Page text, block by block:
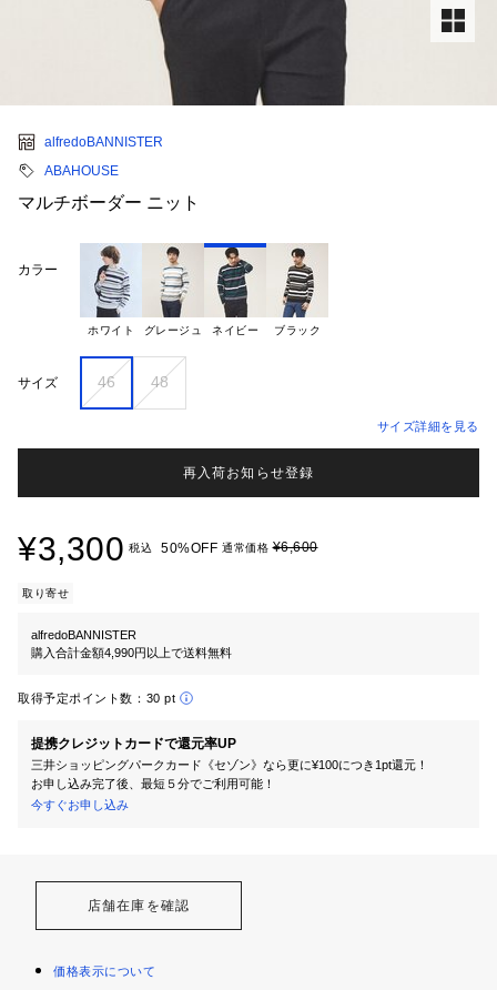
alfredoBANNISTER
ABAHOUSE
マルチボーダー ニット
カラー
ホワイト グレージュ ネイビー ブラック
サイズ 46 48
サイズ詳細を見る
再入荷お知らせ登録
¥3,300 税込 50%OFF 通常価格¥6,600
取り寄せ
alfredoBANNISTER
購入合計金額4,990円以上で送料無料
取得予定ポイント数： 30 pt
提携クレジットカードで還元率UP
三井ショッピングパークカード《セゾン》なら更に¥100につき1pt還元！
お申し込み完了後、最短５分でご利用可能！
今すぐお申し込み
店舗在庫を確認
価格表示について